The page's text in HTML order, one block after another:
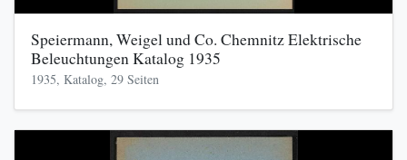
Speiermann, Weigel und Co. Chemnitz Elektrische
Beleuchtungen Katalog 1935
1935, Katalog, 29 Seiten